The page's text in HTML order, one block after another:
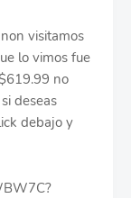
visitamos
lo vimos fue
no
deseas
debajo y